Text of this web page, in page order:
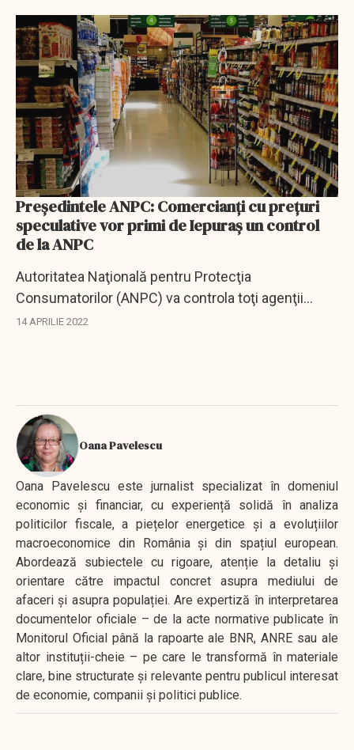
Președintele ANPC: Comercianți cu prețuri
speculative vor primi de Iepuraș un control
de la ANPC
Autoritatea Naţională pentru Protecţia
Consumatorilor (ANPC) va controla toţi agenţii
economici din pieţe şi din magazine care, în
14 APRILIE 2022
Oana Pavelescu
Oana Pavelescu este jurnalist specializat în domeniul
economic și financiar, cu experiență solidă în analiza
politicilor fiscale, a piețelor energetice și a evoluțiilor
macroeconomice din România și din spațiul european.
Abordează subiectele cu rigoare, atenție la detaliu și
orientare către impactul concret asupra mediului de
afaceri și asupra populației. Are expertiză în interpretarea
documentelor oficiale – de la acte normative publicate în
Monitorul Oficial până la rapoarte ale BNR, ANRE sau ale
altor instituții-cheie – pe care le transformă în materiale
clare, bine structurate și relevante pentru publicul interesat
de economie, companii și politici publice.